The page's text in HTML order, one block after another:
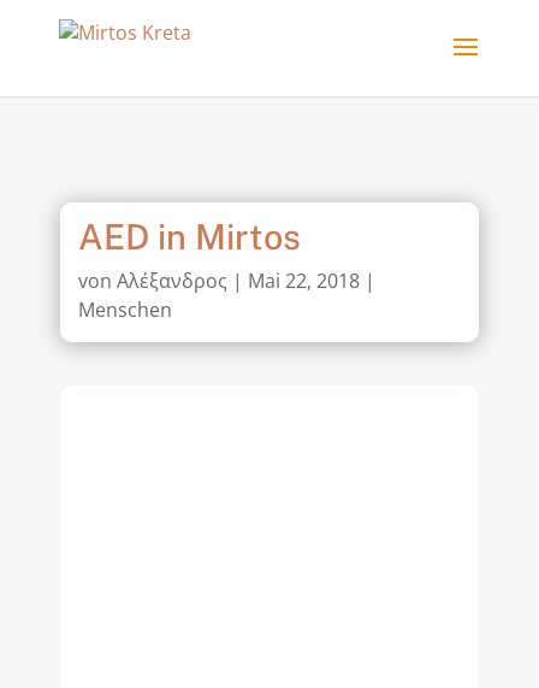
AED in Mirtos
von Αλέξανδρος| Mai 22, 2018|
Menschen